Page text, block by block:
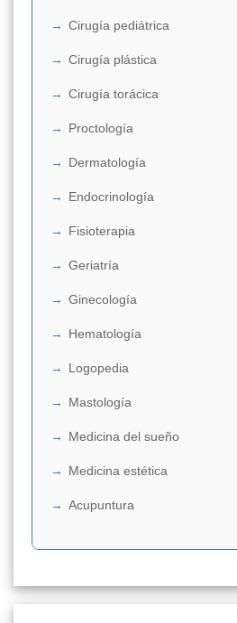
Cirugía pediátrica
Cirugía plástica
Cirugía torácica
Proctología
Dermatología
Endocrinología
Fisioterapia
Geriatría
Ginecología
Hematología
Logopedia
Mastología
Medicina del sueño
Medicina estética
Acupuntura